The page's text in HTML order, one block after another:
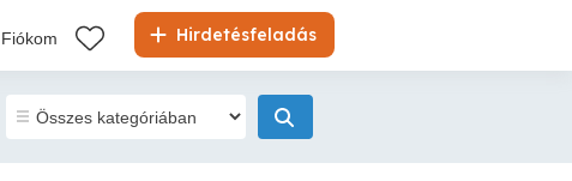
Hirdetésfeladás
Fiókom